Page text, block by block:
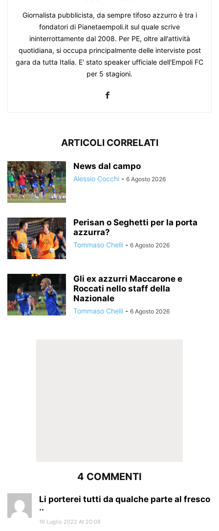
Giornalista pubblicista, da sempre tifoso azzurro è tra i
fondatori di Pianetaempoli.it sul quale scrive
ininterrottamente dal 2008. Per PE, oltre all'attività
quotidiana, si occupa principalmente delle interviste post
gara da tutta Italia. E' stato speaker ufficiale dell'Empoli FC
per 5 stagioni.
ARTICOLI CORRELATI
News dal campo
Alessio Cocchi - 6 Agosto 2026
Perisan o Seghetti per la porta
azzurra?
Tommaso Chelli - 6 Agosto 2026
Gli ex azzurri Maccarone e
Roccati nello staff della
Nazionale
Tommaso Chelli - 6 Agosto 2026
4 COMMENTI
Li porterei tutti da qualche parte al fresco
..
16 Luglio 2022 At 20:08